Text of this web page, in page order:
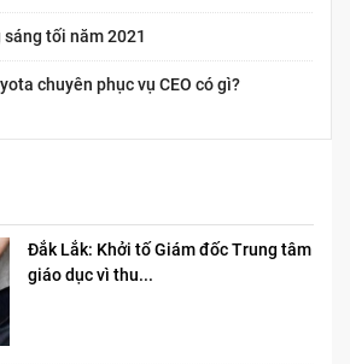
tối năm 2021
chuyên phục vụ CEO có gì?
Đắk Lắk: Khởi tố Giám đốc Trung tâm
giáo dục vì thu...